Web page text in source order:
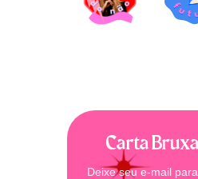
Carta Bruxa
Deixe seu e-mail